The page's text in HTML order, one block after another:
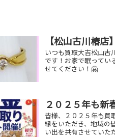
【松山古川椿
いつも買取大吉松山古
です！お家で眠ってい
せてください！🤗
２０２５年も新
皆様、２０２５年も買
縁をいただき、地域の
い出を共有させていた